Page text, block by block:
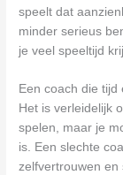
speelt dat
minder serieus
je veel speeltijd
Een coach die
Het is verleidelijk
spelen, maar je
is. Een slechte
zelfvertrouwen en